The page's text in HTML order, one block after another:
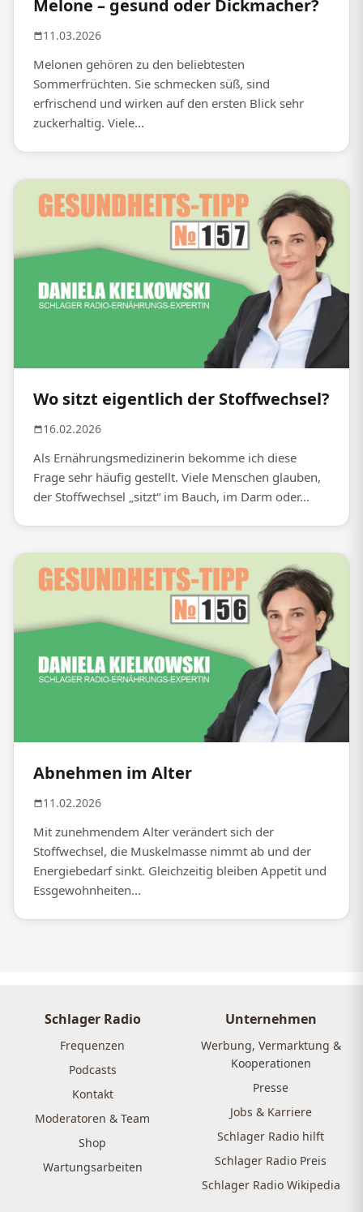
Melone – gesund oder Dickmacher?
11.03.2026
Melonen gehören zu den beliebtesten
Sommerfrüchten. Sie schmecken süß, sind
erfrischend und wirken auf den ersten Blick sehr
zuckerhaltig. Viele...
Wo sitzt eigentlich der Stoffwechsel?
16.02.2026
Als Ernährungsmedizinerin bekomme ich diese
Frage sehr häufig gestellt. Viele Menschen glauben,
der Stoffwechsel „sitzt“ im Bauch, im Darm oder...
Abnehmen im Alter
11.02.2026
Mit zunehmendem Alter verändert sich der
Stoffwechsel, die Muskelmasse nimmt ab und der
Energiebedarf sinkt. Gleichzeitig bleiben Appetit und
Essgewohnheiten...
Schlager Radio
Frequenzen
Podcasts
Kontakt
Moderatoren & Team
Shop
Wartungsarbeiten
Unternehmen
Werbung, Vermarktung &
Kooperationen
Presse
Jobs & Karriere
Schlager Radio hilft
Schlager Radio Preis
Schlager Radio Wikipedia